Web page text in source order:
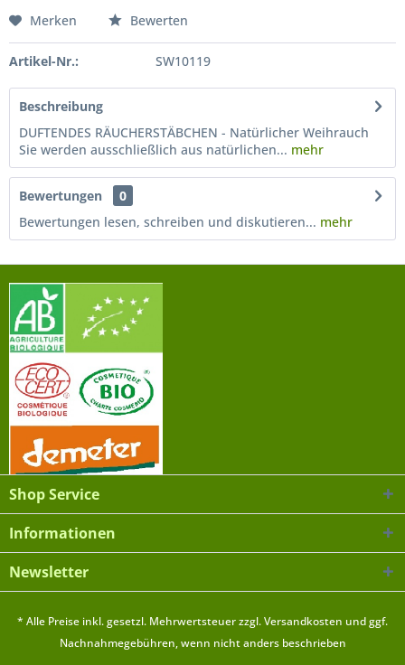
Merken Bewerten
Artikel-Nr.: SW10119
Beschreibung
DUFTENDES RÄUCHERSTÄBCHEN - Natürlicher Weihrauch
Sie werden ausschließlich aus natürlichen... mehr
Bewertungen
0
Bewertungen lesen, schreiben und diskutieren... mehr
Shop Service
Informationen
Newsletter
* Alle Preise inkl. gesetzl. Mehrwertsteuer zzgl.Versandkosten und ggf.
Nachnahmegebühren, wenn nicht anders beschrieben